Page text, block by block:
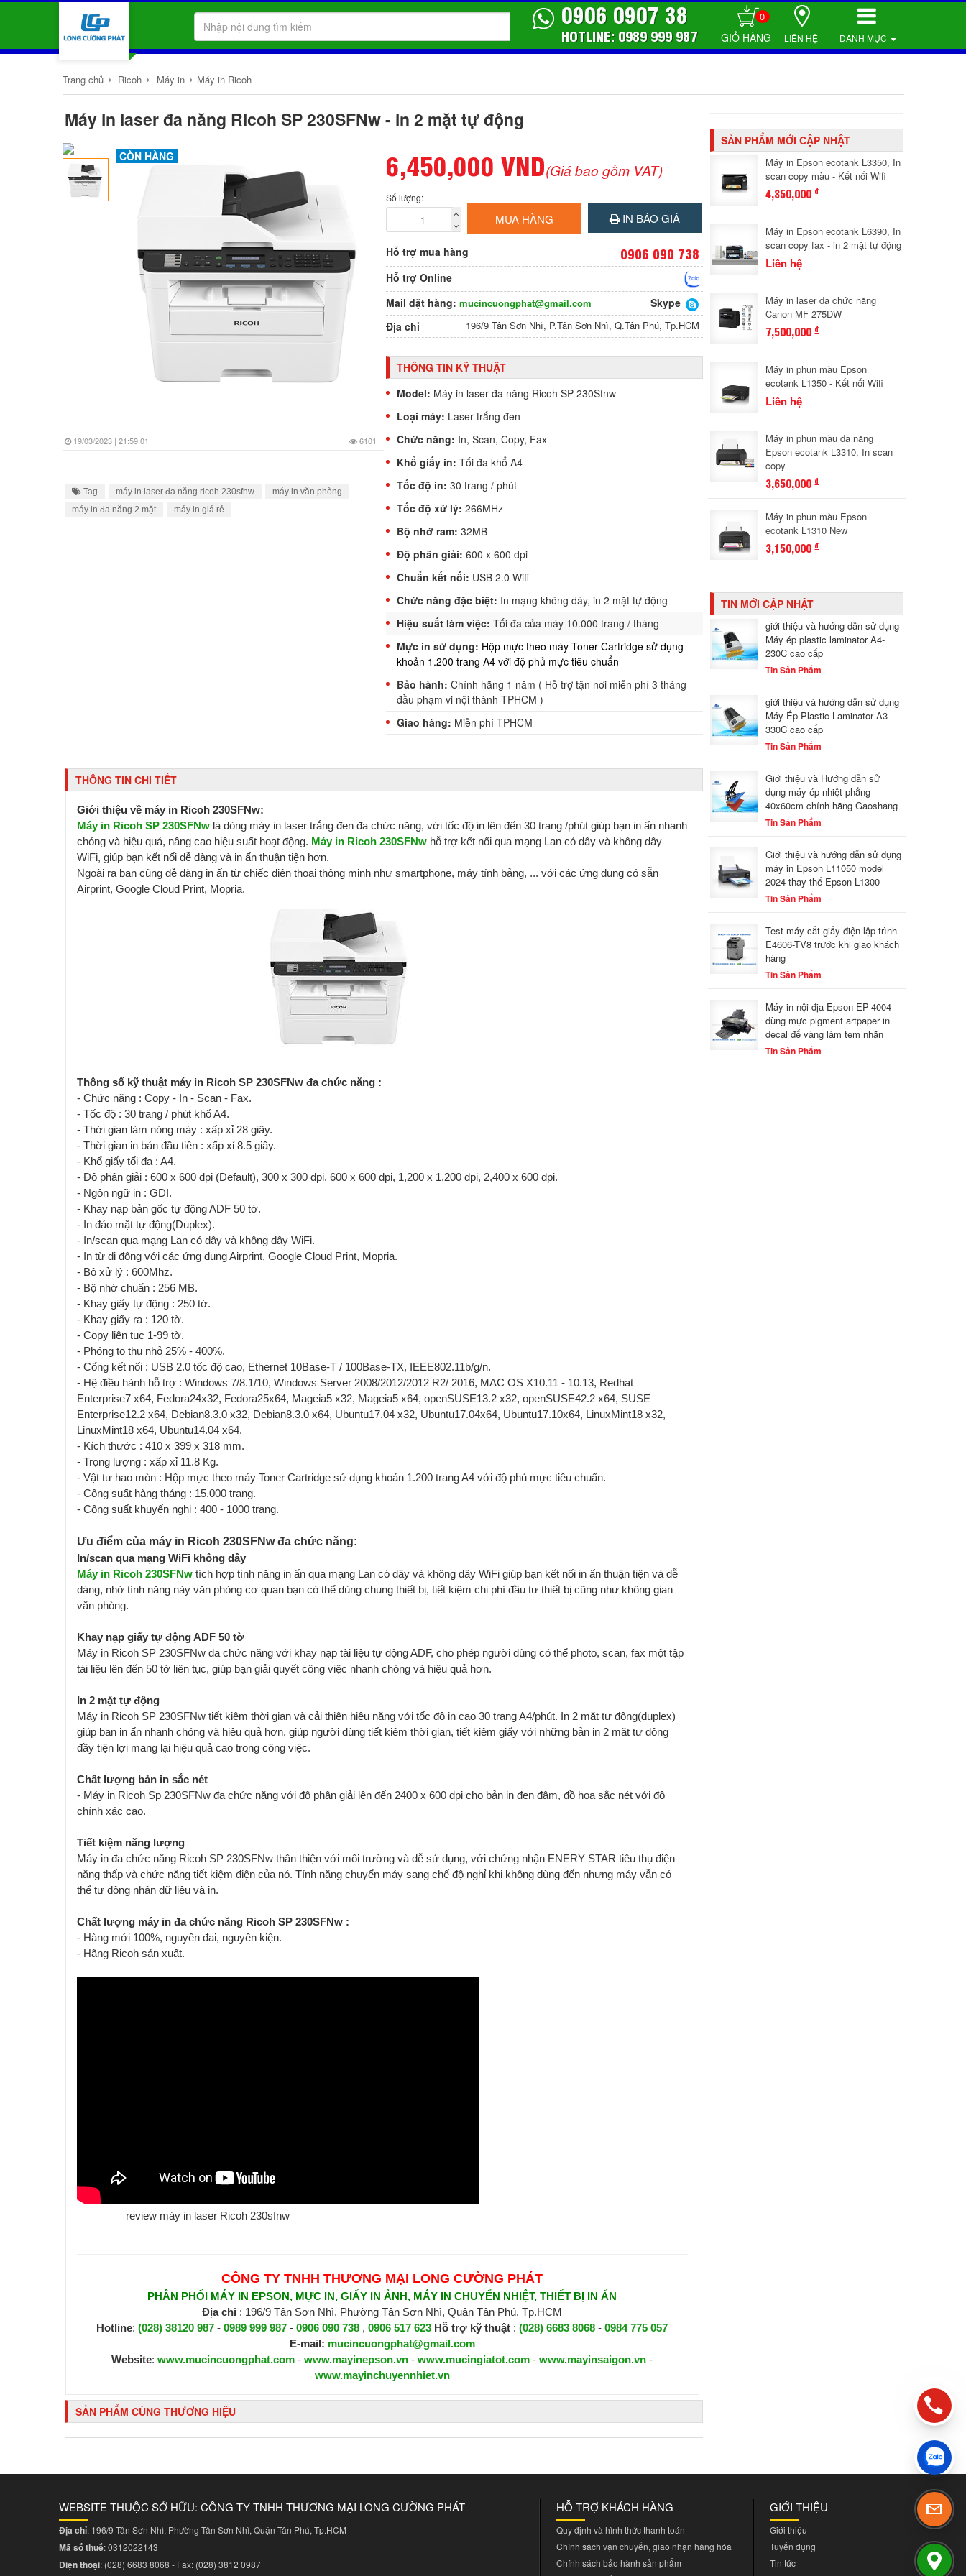
0
DANH MỤC
0906 0907 38
HOTLINE: 0989 999 987 LIÊN HỆ
Trang chủ › Ricoh › Máy in › Máy in Ricoh
Máy in laser đa năng Ricoh SP 230SFNw - in 2 mặt tự động
CÒN HÀNG
19/03/2023 | 21:59:01 6101
Tag máy in laser đa năng ricoh 230sfnw
máy in văn phòng
máy in đa năng 2 mặt
máy in giá rẻ
6,450,000 VND(Giá bao gồm VAT)
Số lượng:
MUA HÀNG IN BÁO GIÁ
Hỗ trợ mua hàng 0906 090 738
Hỗ trợ Online
Mail đặt hàng: mucincuongphat@gmail.com
Skype
Địa chỉ
196/9 Tân Sơn Nhì, P.Tân Sơn Nhì, Q.Tân Phú, Tp.HCM
THÔNG TIN KỸ THUẬT
Model: Máy in laser đa năng Ricoh SP 230Sfnw
Loại máy: Laser trắng đen
Chức năng: In, Scan, Copy, Fax
Khổ giấy in: Tối đa khổ A4
Tốc độ in: 30 trang / phút
Tốc độ xử lý: 266MHz
Bộ nhớ ram: 32MB
Độ phân giải: 600 x 600 dpi
Chuẩn kết nối: USB 2.0 Wifi
Chức năng đặc biệt: In mạng không dây, in 2 mặt tự động
Hiệu suất làm việc: Tối đa của máy 10.000 trang / tháng
Mực in sử dụng: Hộp mực theo máy Toner Cartridge sử dụng
khoản 1.200 trang A4 với độ phủ mực tiêu chuẩn
Bảo hành: Chính hãng 1 năm ( Hỗ trợ tận nơi miễn phí 3 tháng
đầu phạm vi nội thành TPHCM )
Giao hàng: Miễn phí TPHCM
THÔNG TIN CHI TIẾT
Giới thiệu về máy in Ricoh 230SFNw:
Máy in Ricoh SP 230SFNwlà dòng máy in laser trắng đen đa chức năng, với tốc độ in lên đến 30 trang /phút giúp bạn in ấn nhanh
chóng và hiệu quả, nâng cao hiệu suất hoạt động. Máy in Ricoh 230SFNwhỗ trợ kết nối qua mạng Lan có dây và không dây
WiFi, giúp bạn kết nối dễ dàng và in ấn thuận tiện hơn.
Ngoài ra bạn cũng dễ dàng in ấn từ chiếc điện thoại thông minh như smartphone, máy tính bảng, ... với các ứng dụng có sẵn
Airprint, Google Cloud Print, Mopria.
Thông số kỹ thuật máy in Ricoh SP 230SFNw đa chức năng :
- Chức năng : Copy - In - Scan - Fax.
- Tốc độ : 30 trang / phút khổ A4.
- Thời gian làm nóng máy : xấp xỉ 28 giây.
- Thời gian in bản đầu tiên : xấp xỉ 8.5 giây.
- Khổ giấy tối đa : A4.
- Độ phân giải : 600 x 600 dpi (Default), 300 x 300 dpi, 600 x 600 dpi, 1,200 x 1,200 dpi, 2,400 x 600 dpi.
- Ngôn ngữ in : GDI.
- Khay nạp bản gốc tự động ADF 50 tờ.
- In đảo mặt tự động(Duplex).
- In/scan qua mạng Lan có dây và không dây WiFi.
- In từ di động với các ứng dụng Airprint, Google Cloud Print, Mopria.
- Bộ xử lý : 600Mhz.
- Bộ nhớ chuẩn : 256 MB.
- Khay giấy tự động : 250 tờ.
- Khay giấy ra : 120 tờ.
- Copy liên tục 1-99 tờ.
- Phóng to thu nhỏ 25% - 400%.
- Cổng kết nối : USB 2.0 tốc độ cao, Ethernet 10Base-T / 100Base-TX, IEEE802.11b/g/n.
- Hệ điều hành hỗ trợ : Windows 7/8.1/10, Windows Server 2008/2012/2012 R2/ 2016, MAC OS X10.11 - 10.13, Redhat
Enterprise7 x64, Fedora24x32, Fedora25x64, Mageia5 x32, Mageia5 x64, openSUSE13.2 x32, openSUSE42.2 x64, SUSE
Enterprise12.2 x64, Debian8.3.0 x32, Debian8.3.0 x64, Ubuntu17.04 x32, Ubuntu17.04x64, Ubuntu17.10x64, LinuxMint18 x32,
LinuxMint18 x64, Ubuntu14.04 x64.
- Kích thước : 410 x 399 x 318 mm.
- Trọng lượng : xấp xỉ 11.8 Kg.
- Vật tư hao mòn : Hộp mực theo máy Toner Cartridge sử dụng khoản 1.200 trang A4 với độ phủ mực tiêu chuẩn.
- Công suất hàng tháng : 15.000 trang.
- Công suất khuyến nghị : 400 - 1000 trang.
Ưu điểm của máy in Ricoh 230SFNw đa chức năng:
In/scan qua mạng WiFi không dây
Máy in Ricoh 230SFNwtích hợp tính năng in ấn qua mạng Lan có dây và không dây WiFi giúp bạn kết nối in ấn thuận tiện và dễ
dàng, nhờ tính năng này văn phòng cơ quan bạn có thể dùng chung thiết bị, tiết kiệm chi phí đầu tư thiết bị cũng như không gian
văn phòng.
Khay nạp giấy tự động ADF 50 tờ
Máy in Ricoh SP 230SFNw đa chức năng với khay nạp tài liệu tự động ADF, cho phép người dùng có thể photo, scan, fax một tập
tài liệu lên đến 50 tờ liên tục, giúp bạn giải quyết công việc nhanh chóng và hiệu quả hơn.
In 2 mặt tự động
Máy in Ricoh SP 230SFNw tiết kiệm thời gian và cải thiện hiệu năng với tốc độ in cao 30 trang A4/phút. In 2 mặt tự động(duplex)
giúp bạn in ấn nhanh chóng và hiệu quả hơn, giúp người dùng tiết kiệm thời gian, tiết kiệm giấy với những bản in 2 mặt tự động
đầy tiện lợi mang lại hiệu quả cao trong công việc.
Chất lượng bản in sắc nét
- Máy in Ricoh Sp 230SFNw đa chức năng với độ phân giải lên đến 2400 x 600 dpi cho bản in đen đậm, đồ họa sắc nét với độ
chính xác cao.
Tiết kiệm năng lượng
Máy in đa chức năng Ricoh SP 230SFNw thân thiện với môi trường và dễ sử dụng, với chứng nhận ENERY STAR tiêu thụ điện
năng thấp và chức năng tiết kiệm điện của nó. Tính năng chuyển máy sang chế độ nghỉ khi không dùng đến nhưng máy vẫn có
thể tự động nhận dữ liệu và in.
Chất lượng máy in đa chức năng Ricoh SP 230SFNw :
- Hàng mới 100%, nguyên đai, nguyên kiện.
- Hãng Ricoh sản xuất.
review máy in laser Ricoh 230sfnw
CÔNG TY TNHH THƯƠNG MẠI LONG CƯỜNG PHÁT
PHÂN PHỐI MÁY IN EPSON, MỰC IN, GIẤY IN ẢNH, MÁY IN CHUYỂN NHIỆT, THIẾT BỊ IN ẤN
Địa chỉ : 196/9 Tân Sơn Nhì, Phường Tân Sơn Nhì, Quận Tân Phú, Tp.HCM
Hotline:(028) 38120 987-0989 999 987-0906 090 738 ,0906 517 623 Hỗ trợ kỹ thuật :(028) 6683 8068 -0984 775 057
E-mail: mucincuongphat@gmail.com
Website:www.mucincuongphat.com -www.mayinepson.vn -www.mucingiatot.com -www.mayinsaigon.vn -
www.mayinchuyennhiet.vn
SẢN PHẨM CÙNG THƯƠNG HIỆU
SẢN PHẨM MỚI CẬP NHẬT
Máy in Epson ecotank L3350, In
scan copy màu - Kết nối Wifi
4,350,000đ
Máy in Epson ecotank L6390, In
scan copy fax - in 2 mặt tự động
Liên hệ
Máy in laser đa chức năng
Canon MF 275DW
7,500,000đ
Máy in phun màu Epson
ecotank L1350 - Kết nối Wifi
Liên hệ
Máy in phun màu đa năng
Epson ecotank L3310, In scan
copy
3,650,000đ
Máy in phun màu Epson
ecotank L1310 New
3,150,000đ
TIN MỚI CẬP NHẬT
giới thiệu và hướng dẫn sử dụng
Máy ép plastic laminator A4-
230C cao cấp
Tin Sản Phẩm
giới thiệu và hướng dẫn sử dụng
Máy Ép Plastic Laminator A3-
330C cao cấp
Tin Sản Phẩm
Giới thiệu và Hướng dẫn sử
dụng máy ép nhiệt phẳng
40x60cm chính hãng Gaoshang
Tin Sản Phẩm
Giới thiệu và hướng dẫn sử dụng
máy in Epson L11050 model
2024 thay thế Epson L1300
Tin Sản Phẩm
Test máy cắt giấy điện lập trình
E4606-TV8 trước khi giao khách
hàng
Tin Sản Phẩm
Máy in nội địa Epson EP-4004
dùng mực pigment artpaper in
decal đế vàng làm tem nhãn
Tin Sản Phẩm
WEBSITE THUỘC SỞ HỮU: CÔNG TY TNHH THƯƠNG MẠI LONG CƯỜNG PHÁT
Địa chỉ: 196/9 Tân Sơn Nhì, Phường Tân Sơn Nhì, Quận Tân Phú, Tp.HCM
Mã số thuế: 0312022143
Điện thoại: (028) 6683 8068 - Fax: (028) 3812 0987
HỖ TRỢ KHÁCH HÀNG
Quy định và hình thức thanh toán
Chính sách vận chuyển, giao nhận hàng hóa
Chính sách bảo hành sản phẩm
GIỚI THIỆU
Giới thiệu
Tuyển dụng
Tin tức